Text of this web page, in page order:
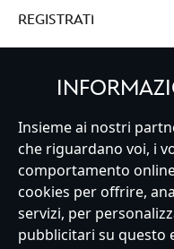
REGISTRATI
Italy
Servizio Clienti Termini
Normativa Europea sul
Informativa sulla privacy
Insieme ai nostri
che riguardano voi, i
comportamento
cookies per offrire,
servizi, per
pubblicitari su questo